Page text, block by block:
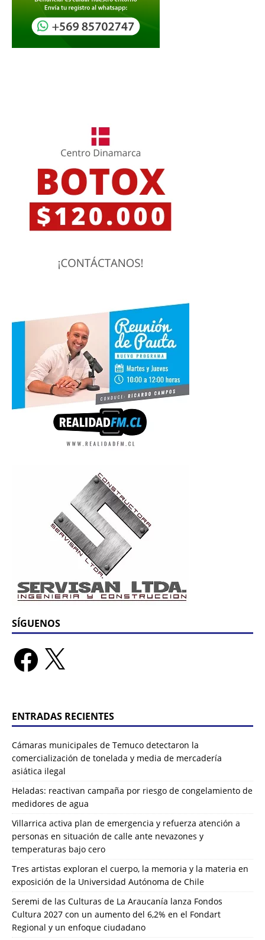
SÍGUENOS
ENTRADAS RECIENTES
Cámaras municipales de Temuco detectaron la
comercialización de tonelada y media de mercadería
asiática ilegal
Heladas: reactivan campaña por riesgo de congelamiento de
medidores de agua
Villarrica activa plan de emergencia y refuerza atención a
personas en situación de calle ante nevazones y
temperaturas bajo cero
Tres artistas exploran el cuerpo, la memoria y la materia en
exposición de la Universidad Autónoma de Chile
Seremi de las Culturas de La Araucanía lanza Fondos
Cultura 2027 con un aumento del 6,2% en el Fondart
Regional y un enfoque ciudadano